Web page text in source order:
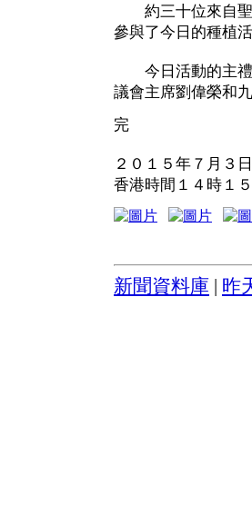
約三十位來自聖
參與了今日的種植
今日活動的主禮
議會主席劉偉榮和
完
２０１５年７月３
香港時間１４時１
新聞資料庫 昨